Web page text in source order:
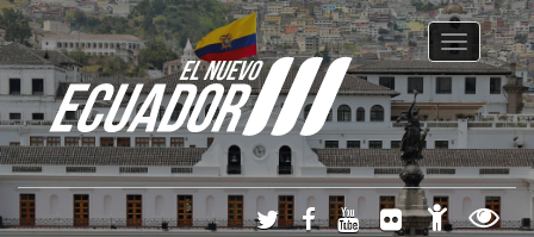
Toggle